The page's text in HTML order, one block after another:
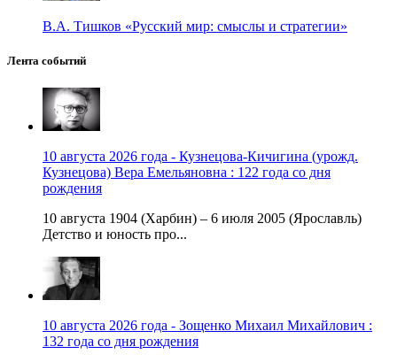
В.А. Тишков «Русский мир: смыслы и стратегии»
Лента событий
10 августа 2026 года - Кузнецова-Кичигина (урожд.
Кузнецова) Вера Емельяновна : 122 года со дня
рождения
10 августа 1904 (Харбин) – 6 июля 2005 (Ярославль)
Детство и юность про...
10 августа 2026 года - Зощенко Михаил Михайлович :
132 года со дня рождения